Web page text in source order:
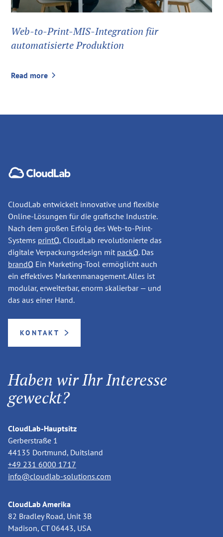
Web-to-Print-MIS-Integration für
automatisierte Produktion
Read more
CloudLab entwickelt innovative und flexible
Online-Lösungen für die grafische Industrie.
Nach dem großen Erfolg des Web-to-Print-
Systems printQ, CloudLab revolutionierte das
digitale Verpackungsdesign mit packQ. Das
brandQ Ein Marketing-Tool ermöglicht auch
ein effektives Markenmanagement. Alles ist
modular, erweiterbar, enorm skalierbar — und
das aus einer Hand.
KONTAKT
Haben wir Ihr Interesse
geweckt?
CloudLab-Hauptsitz
Gerberstraße 1
44135 Dortmund, Duitsland
+49 231 6000 1717
info@cloudlab-solutions.com
CloudLab Amerika
82 Bradley Road, Unit 3B
Madison, CT 06443, USA